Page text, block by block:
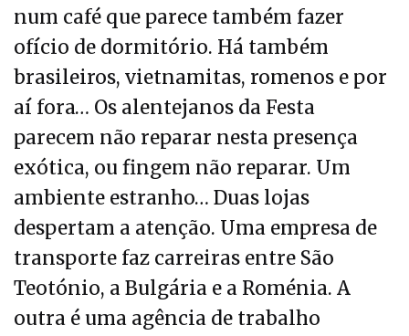
num café que parece também fazer
ofício de dormitório. Há também
brasileiros, vietnamitas, romenos e por
aí fora… Os alentejanos da Festa
parecem não reparar nesta presença
exótica, ou fingem não reparar. Um
ambiente estranho… Duas lojas
despertam a atenção. Uma empresa de
transporte faz carreiras entre São
Teotónio, a Bulgária e a Roménia. A
outra é uma agência de trabalho